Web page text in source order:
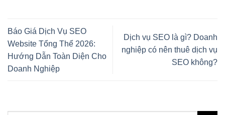
Báo Giá Dịch Vụ SEO
Website Tổng Thể 2026:
Hướng Dẫn Toàn Diện Cho
Doanh Nghiệp
Dịch vụ SEO là gì? Doanh
nghiệp có nên thuê dịch vụ
SEO không?